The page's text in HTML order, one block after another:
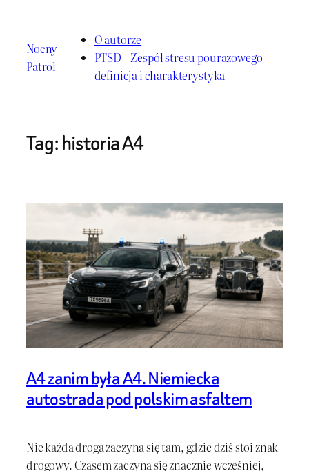
treściNocny
Patrol
O autorze
PTSD – Zespół stresu pourazowego –
definicja i charakterystyka
Tag:historia A4
A4 zanim była A4. Niemiecka
autostrada pod polskim asfaltem
Nie każda droga zaczyna się tam, gdzie dziś stoi znak
drogowy. Czasem zaczyna się znacznie wcześniej,